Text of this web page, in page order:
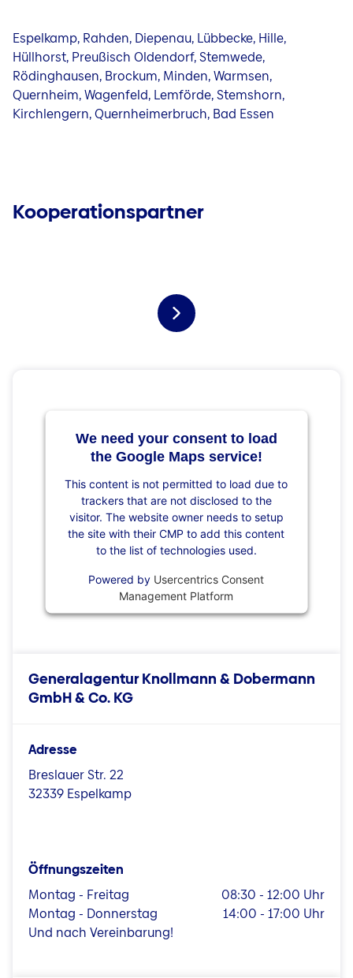
Espelkamp, Rahden, Diepenau, Lübbecke, Hille,
Hüllhorst, Preußisch Oldendorf, Stemwede,
Rödinghausen, Brockum, Minden, Warmsen,
Quernheim, Wagenfeld, Lemförde, Stemshorn,
Kirchlengern, Quernheimerbruch, Bad Essen
Kooperationspartner
We need your consent to load
the Google Maps service!
This content is not permitted to load due to
trackers that are not disclosed to the
visitor. The website owner needs to setup
the site with their CMP to add this content
to the list of technologies used.
Powered by Usercentrics Consent
Management Platform
Generalagentur Knollmann & Dobermann
GmbH & Co. KG
Adresse
Breslauer Str. 22
32339 Espelkamp
Öffnungszeiten
Montag - Freitag
08:30 - 12:00 Uhr
Montag - Donnerstag
14:00 - 17:00 Uhr
Und nach Vereinbarung!